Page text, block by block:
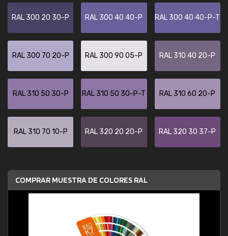
RAL 300 20 30-P RAL 300 40 40-P RAL 300 40 40-P-T
RAL 300 70 20-P RAL 300 90 05-P RAL 310 40 20-P
RAL 310 50 30-P RAL 310 50 30-P-T RAL 310 60 20-P
RAL 310 70 10-P RAL 320 20 20-P RAL 320 30 37-P
COMPRAR MUESTRA DE COLORES RAL